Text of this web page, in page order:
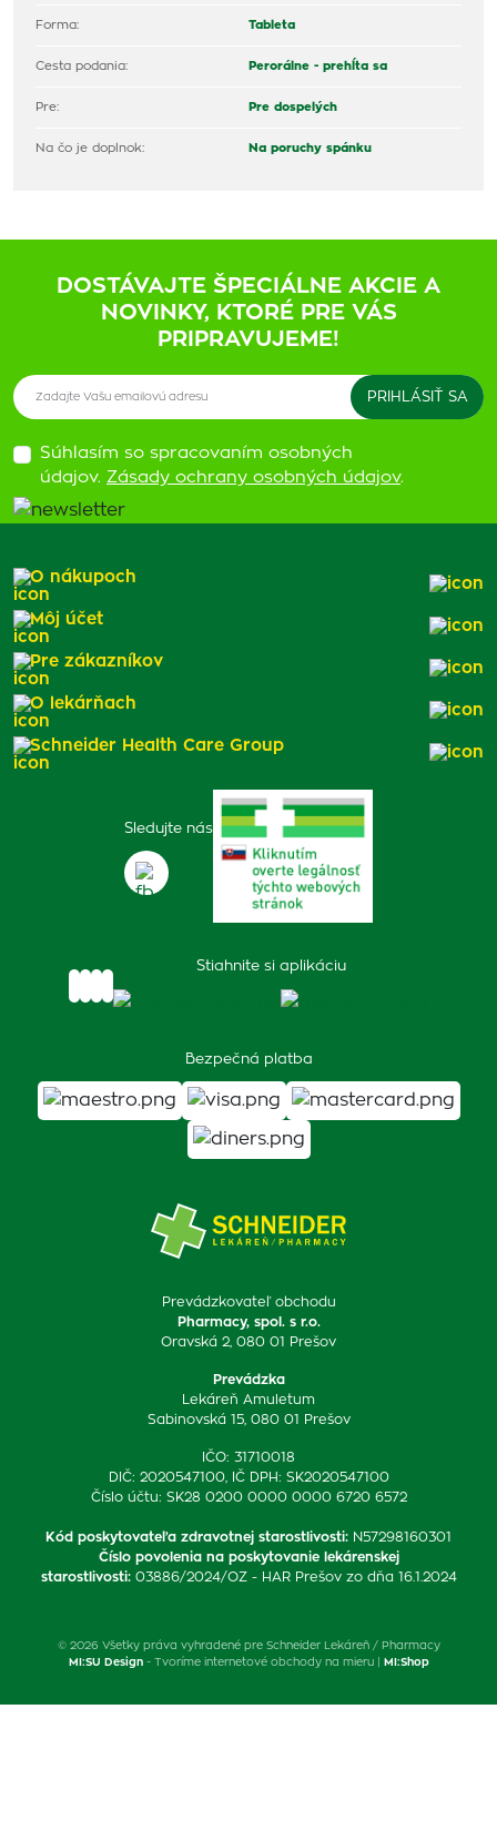
Forma: Tableta
Cesta podania: Perorálne - prehĺta sa
Pre: Pre dospelých
Na čo je doplnok: Na poruchy spánku
DOSTÁVAJTE ŠPECIÁLNE AKCIE A
NOVINKY, KTORÉ PRE VÁS
PRIPRAVUJEME!
Súhlasím so spracovaním osobných
údajov. Zásady ochrany osobných údajov.
Prevádzkovateľ obchodu
Pharmacy, spol. s r.o.
Oravská 2, 080 01 Prešov
Prevádzka
Lekáreň Amuletum
Sabinovská 15, 080 01 Prešov
IČO: 31710018
DIČ: 2020547100, IČ DPH: SK2020547100
Číslo účtu: SK28 0200 0000 0000 6720 6572
Kód poskytovateľa zdravotnej starostlivosti: N57298160301
Číslo povolenia na poskytovanie lekárenskej
starostlivosti: 03886/2024/OZ - HAR Prešov zo dňa 16.1.2024
Sledujte nás
Stiahnite si aplikáciu
Bezpečná platba
O nákupoch
Môj účet
Pre zákazníkov
O lekárňach
Schneider Health Care Group
© 2026 Všetky práva vyhradené pre Schneider Lekáreň / Pharmacy
MI:SU Design- Tvoríme internetové obchody na mieru | MI:Shop